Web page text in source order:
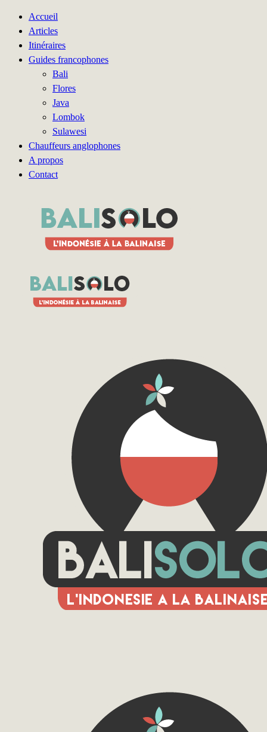
Accueil
Articles
Itinéraires
Guides francophones
Bali
Flores
Java
Lombok
Sulawesi
Chauffeurs anglophones
A propos
Contact